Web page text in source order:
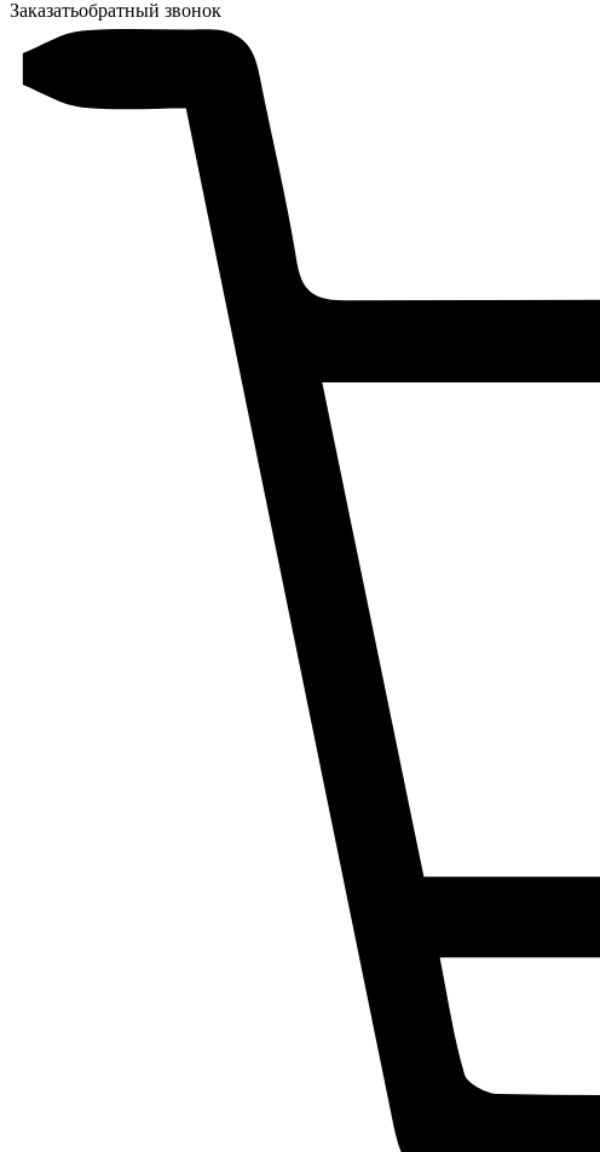
Заказатьобратный звонок